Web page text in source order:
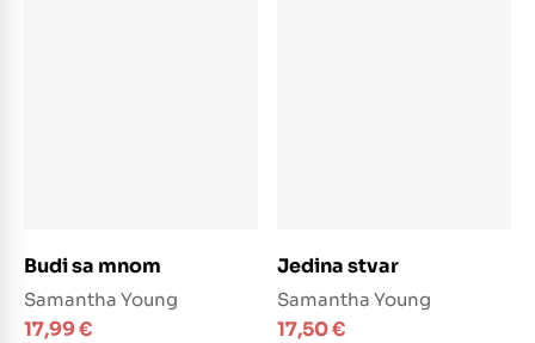
Budi sa mnom
Samantha Young
17,99€
Jedina stvar
Samantha Young
17,50€